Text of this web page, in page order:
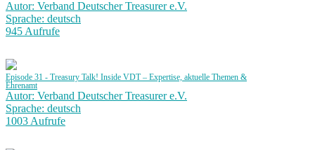
Autor: Verband Deutscher Treasurer e.V.
Sprache: deutsch
945 Aufrufe
Episode 31 - Treasury Talk! Inside VDT – Expertise, aktuelle Themen &
Ehrenamt
Autor: Verband Deutscher Treasurer e.V.
Sprache: deutsch
1003 Aufrufe